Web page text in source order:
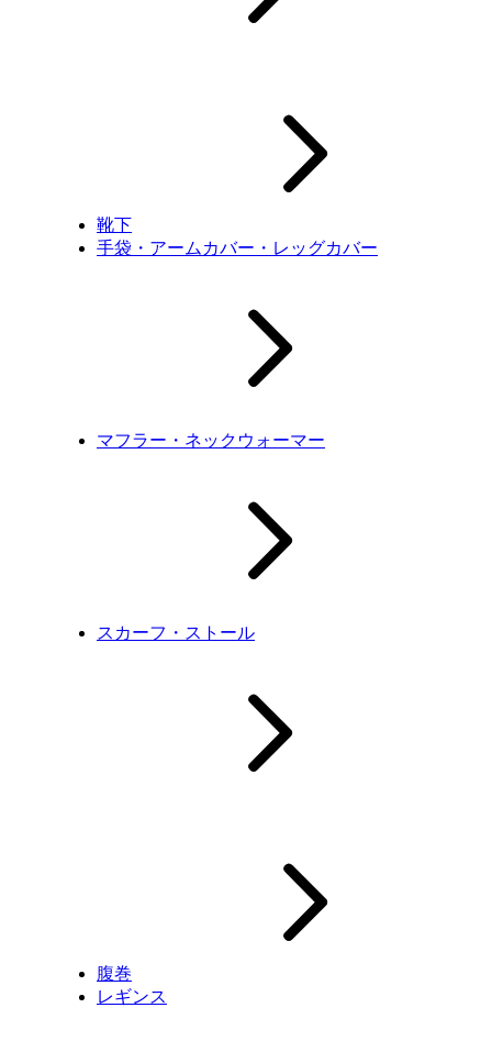
靴下
手袋・アームカバー・レッグカバー
マフラー・ネックウォーマー
スカーフ・ストール
腹巻
レギンス